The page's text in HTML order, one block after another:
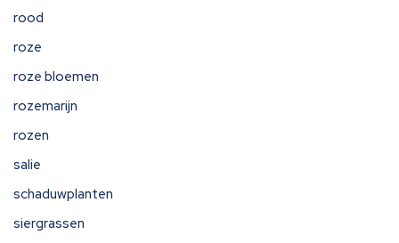
rood
roze
roze bloemen
rozemarijn
rozen
salie
schaduwplanten
siergrassen